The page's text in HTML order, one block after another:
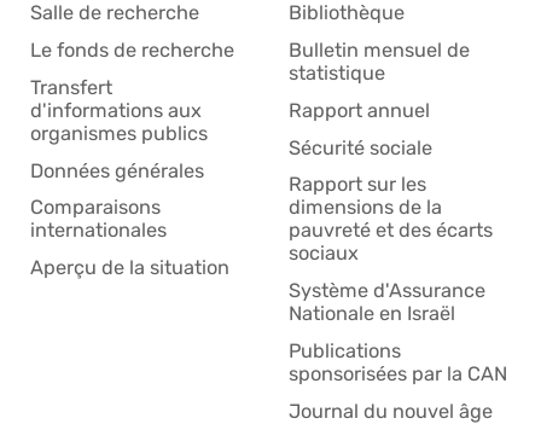
Salle de recherche
Le fonds de recherche
Transfert
d'informations aux
organismes publics
Données générales
Comparaisons
internationales
Aperçu de la situation
Bibliothèque
Bulletin mensuel de
statistique
Rapport annuel
Sécurité sociale
Rapport sur les
dimensions de la
pauvreté et des écarts
sociaux
Système d'Assurance
Nationale en Israël
Publications
sponsorisées par la CAN
Journal du nouvel âge